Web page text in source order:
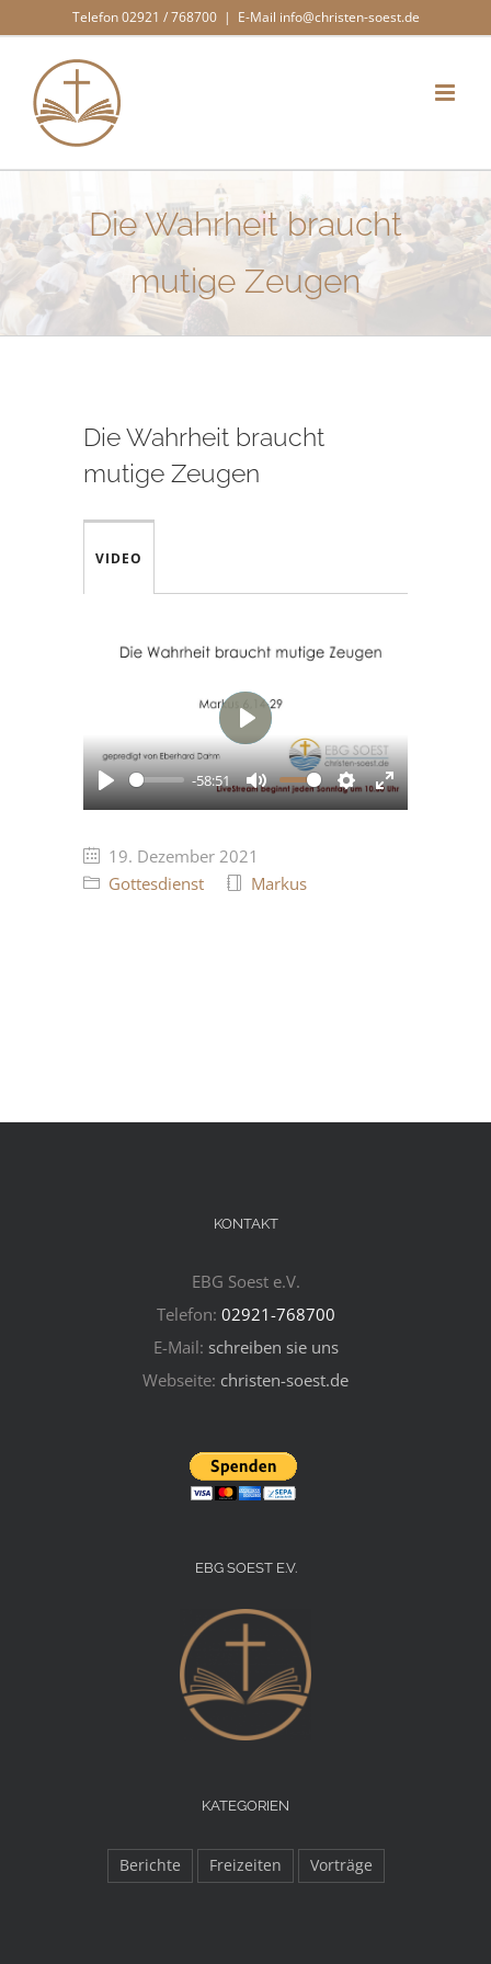
springen
Telefon 02921 / 768700 | E-Mail info@christen-soest.de
Die Wahrheit braucht
mutige Zeugen
Die Wahrheit braucht
mutige Zeugen
VIDEO
Play
-58:51
Mute Settings
Enter
Play
19. Dezember 2021
Gottesdienst
Markus
KONTAKT
EBG Soest e.V.
Telefon: 02921-768700
E-Mail: schreiben sie uns
Webseite: christen-soest.de
EBG SOEST E.V.
KATEGORIEN
Berichte Freizeiten Vorträge